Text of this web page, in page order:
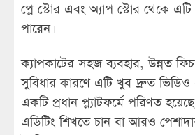
প্লে স্টোর এবং অ্যাপ স্টোর থেকে
পারেন।
ক্যাপকাটের সহজ ব্যবহার, উন্নত
সুবিধার কারণে এটি খুব দ্রুত ভিডিও
একটি প্রধান প্ল্যাটফর্মে পরিণত
এডিটিং শিখতে চান বা আরও